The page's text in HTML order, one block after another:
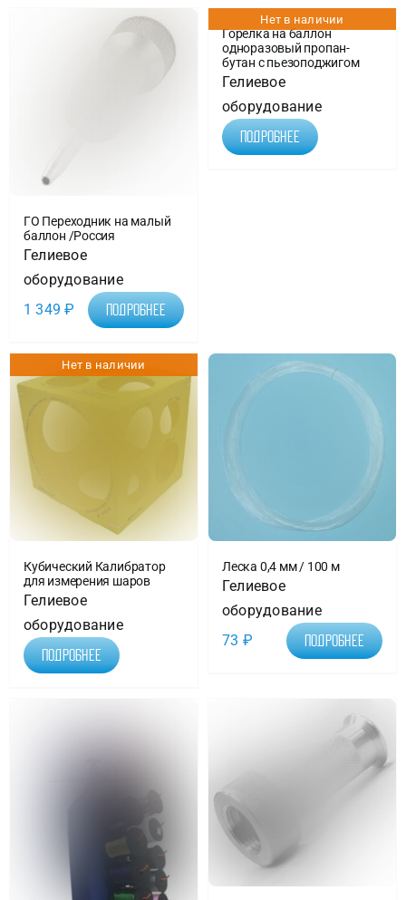
ГО Переходник на малый
баллон /Россия
Гелиевое
оборудование
1 349₽ Подробнее
Нет в наличии
Горелка на баллон
одноразовый пропан-
бутан с пьезоподжигом
Гелиевое
оборудование
Подробнее
Нет в наличии
Кубический Калибратор
для измерения шаров
Гелиевое
оборудование
Подробнее
Леска 0,4 мм / 100 м
Гелиевое
оборудование
73 ₽ Подробнее